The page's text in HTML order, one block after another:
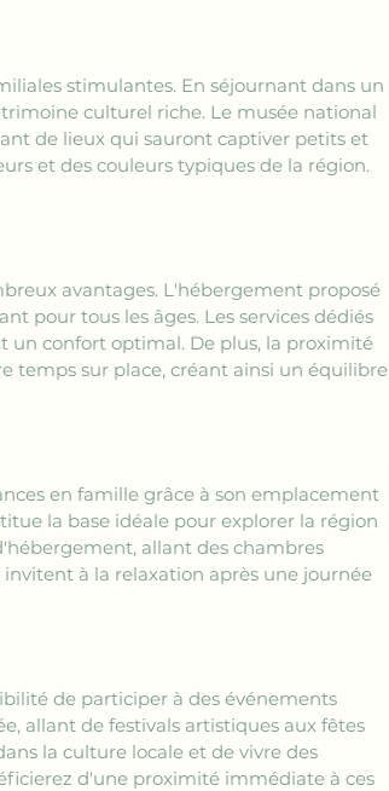
stimulantes. En séjournant dans un
culturel riche. Le musée national
de lieux qui sauront captiver petits et
et des couleurs typiques de la région.
avantages. L'hébergement proposé
pour tous les âges. Les services dédiés
un confort optimal. De plus, la proximité
temps sur place, créant ainsi un équilibre
en famille grâce à son emplacement
la base idéale pour explorer la région
allant des chambres
invitent à la relaxation après une journée
de participer à des événements
allant de festivals artistiques aux fêtes
la culture locale et de vivre des
d'une proximité immédiate à ces